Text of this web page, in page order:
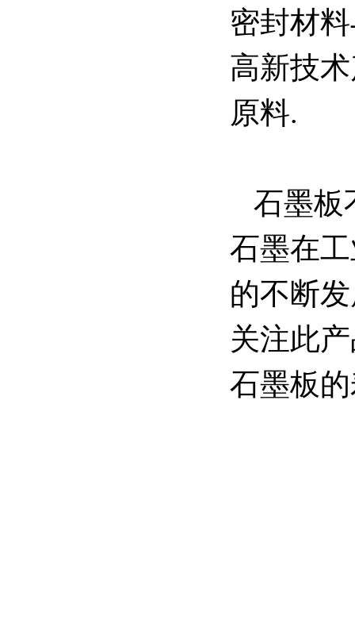
密封材
高新技
原料.
石墨板
石墨在
的不断
关注此
石墨板